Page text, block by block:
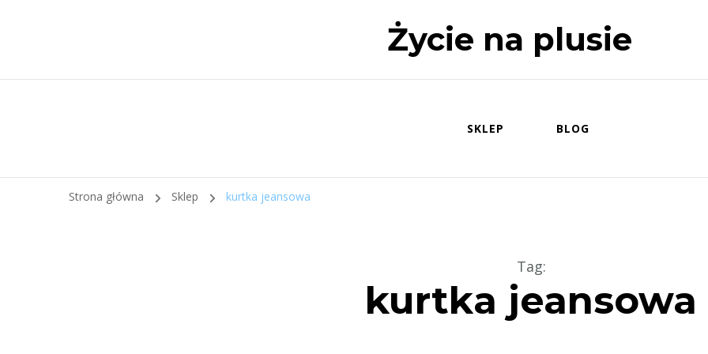
Życie na plusie
SKLEP BLOG
Strona główna Sklep kurtka jeansowa
Tag:
kurtka jeansowa